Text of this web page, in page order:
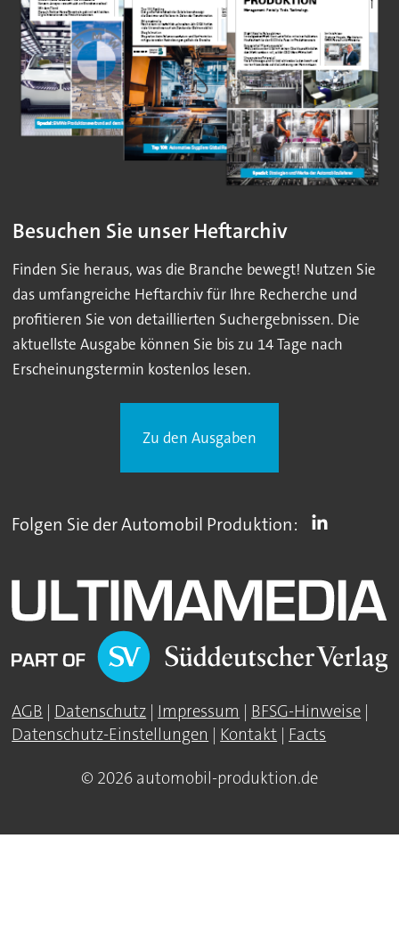
Besuchen Sie unser Heftarchiv
Finden Sie heraus, was die Branche bewegt! Nutzen Sie
das umfangreiche Heftarchiv für Ihre Recherche und
profitieren Sie von detaillierten Suchergebnissen. Die
aktuellste Ausgabe können Sie bis zu 14 Tage nach
Erscheinungstermin kostenlos lesen.
Zu den Ausgaben
Folgen Sie der Automobil Produktion:
AGB | Datenschutz | Impressum | BFSG-Hinweise |
Datenschutz-Einstellungen | Kontakt | Facts
© 2026 automobil-produktion.de